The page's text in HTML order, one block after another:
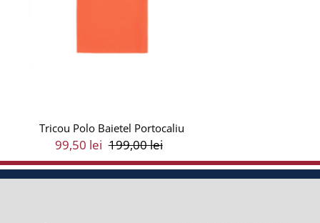
Tricou Polo Baietel Portocaliu
Preț
Vânzare
99,50 lei Preț
Întreg
199,00 lei